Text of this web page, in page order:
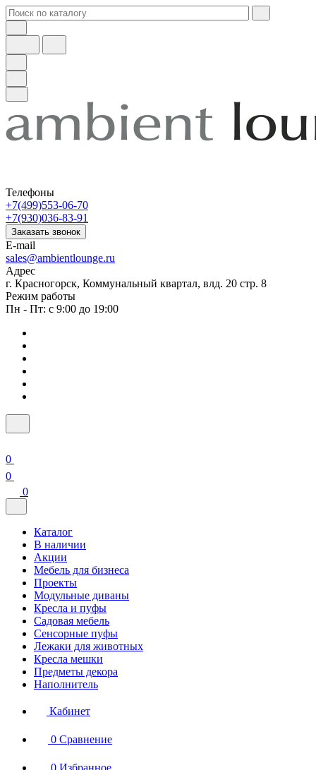
Телефоны
+7(499)553-06-70
+7(930)036-83-91
Заказать звонок
E-mail
sales@ambientlounge.ru
Адрес
г. Красногорск, Коммунальный квартал, влд. 20 стр. 8
Режим работы
Пн - Пт: с 9:00 до 19:00
0
0
0
Каталог
В наличии
Акции
Мебель для бизнеса
Проекты
Модульные диваны
Кресла и пуфы
Садовая мебель
Сенсорные пуфы
Лежаки для животных
Кресла мешки
Предметы декора
Наполнитель
Кабинет
0 Сравнение
0 Избранное